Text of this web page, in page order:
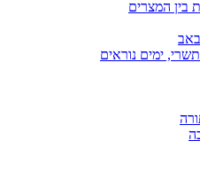
בין המצרים
ימים נוראים